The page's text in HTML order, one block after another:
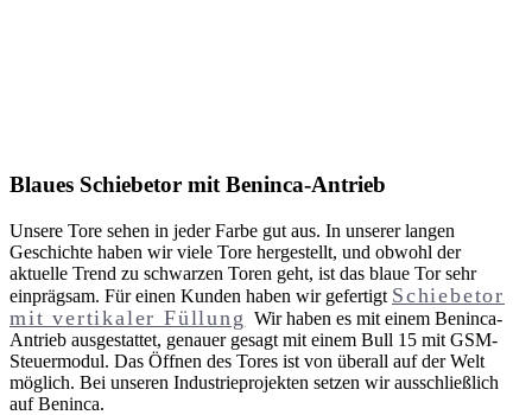
Blaues Schiebetor mit Beninca-Antrieb
Unsere Tore sehen in jeder Farbe gut aus. In unserer langen
Geschichte haben wir viele Tore hergestellt, und obwohl der
aktuelle Trend zu schwarzen Toren geht, ist das blaue Tor sehr
einprägsam. Für einen Kunden haben wir gefertigt Schiebetor
mit vertikaler Füllung Wir haben es mit einem Beninca-
Antrieb ausgestattet, genauer gesagt mit einem Bull 15 mit GSM-
Steuermodul. Das Öffnen des Tores ist von überall auf der Welt
möglich. Bei unseren Industrieprojekten setzen wir ausschließlich
auf Beninca.